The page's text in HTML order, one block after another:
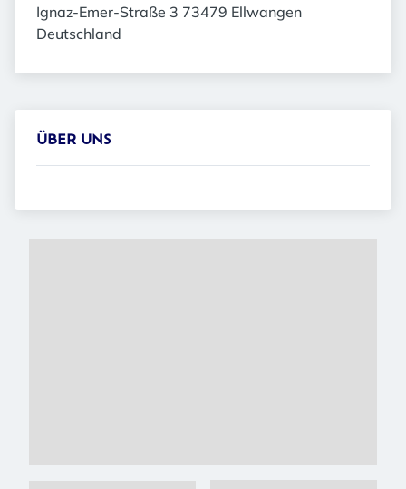
Ignaz-Emer-Straße 3 73479 Ellwangen
Deutschland
ÜBER UNS